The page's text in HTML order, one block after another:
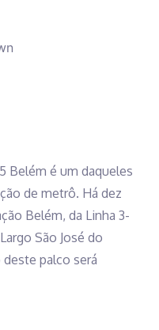
Belém é um daqueles
de metrô. Há dez
Belém, da Linha 3-
São José do
deste palco será